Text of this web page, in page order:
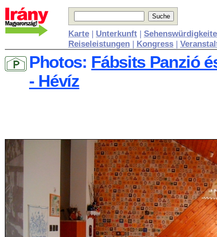
Karte| Unterkunft|
Reiseleistungen| Kongress|
Photos: Fábsits Panzió
- Hévíz